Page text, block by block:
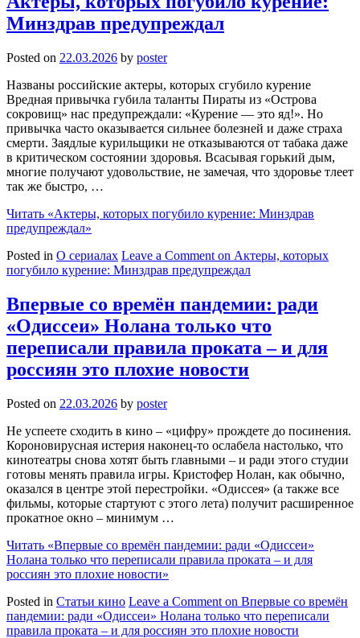
Минздрав предупреждал
Posted on 22.03.2026 by poster
Названы российские актеры, которых сгубило курение
Вредная привычка губила таланты Пираты из «Острова
сокровищ» нас предупреждали: «Курение — это яд!». Но
привычка часто оказывается сильнее болезней и даже страха
смерти. Заядлые курильщики не отказываются от табака даже
в критическом состоянии здоровья. Всасывая горький дым,
многие получают удовольствие, не замечая, что здоровье тлеет
так же быстро, …
Читать «Актеры, которых погубило курение: Минздрав
предупреждал»
Posted in О сериалах Leave a Comment on Актеры, которых
погубило курение: Минздрав предупреждал
Впервые со времён пандемии: ради
«Одиссеи» Нолана только что
переписали правила проката – и для
россиян это плохие новости
Posted on 22.03.2026 by poster
Не успеете сходить в кино – «цифру» прождете до посинения.
Короновирусная истерия наконец-то ослабела настолько, что
кинотеатры снова хотят быть главными – и ради этого студии
готовы менять правила игры. Кристофер Нолан, как обычно,
оказался в центре этой перестройки. «Одиссея» (а также все
фильмы, которые стартуют с этого лета) получит расширенное
прокатное окно – минимум …
Читать «Впервые со времён пандемии: ради «Одиссеи»
Нолана только что переписали правила проката – и для
россиян это плохие новости»
Posted in Статьи кино Leave a Comment on Впервые со времён
пандемии: ради «Одиссеи» Нолана только что переписали
правила проката – и для россиян это плохие новости